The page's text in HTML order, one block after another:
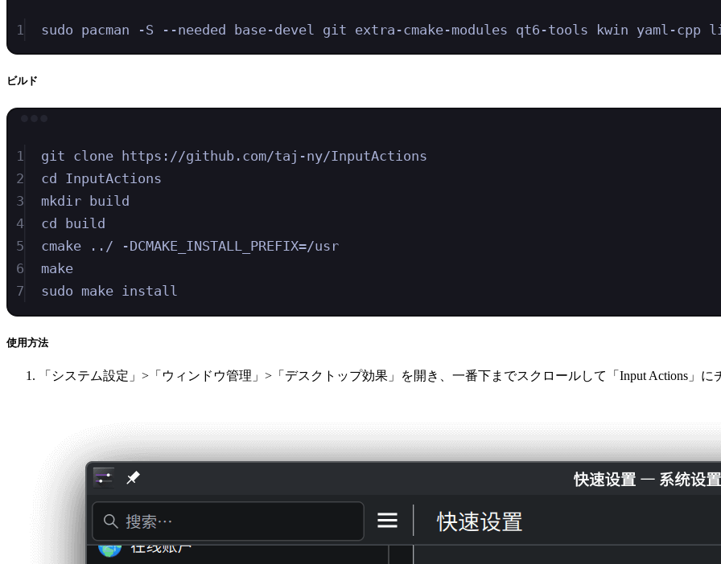
1 sudo pacman -S --needed base-devel git extra-cmake-modules qt6-tools kwin yaml-cpp
ビルド
1 git clone
https://github.com/taj-ny/InputActions
2
cd
InputActions
3
mkdir
build
4
cd
build
5
cmake ../
-DCMAKE_INSTALL_PREFIX=/usr
6
make
7
sudo make install
使用方法
「システム設定」>「ウィンドウ管理」>「デスクトップ効果」を開き、一番下までスクロールして「Input Actions」に